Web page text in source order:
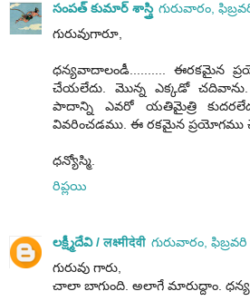
సంపత్ కుమార్ శాస్త్రి గురువారం,
గురువుగారూ,
ధన్యవాదాలండీ.......... ఈరకమైన
చేయలేదు. మొన్న ఎక్కడో చదివాను.
పాదాన్ని ఎవరో యతిమైత్రి
వివరించడము. ఈ రకమైన ప్రయోగము
ధన్యోస్మి.
రిప్లయి
లక్ష్మీదేవి / लक्ष्मीदेवी గురువారం, ఫిబ్రవరి
గురువు గారు,
చాలా బాగుంది. అలాగే మారుద్దాం.